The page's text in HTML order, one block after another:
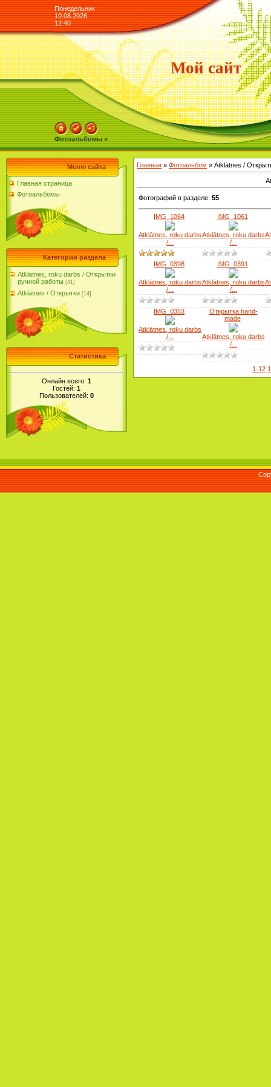
Понедельник
10.08.2026
12:40
Мой сайт
Фотоальбомы »
Меню сайта
Главная страница
Фотоальбомы
Категории раздела
Atklātnes, roku darbs / Открытки
ручной работы [41]
Atklātnes / Открытки [14]
Статистика
Онлайн всего: 1
Гостей: 1
Пользователей: 0
Главная » Фотоальбом » Atklātnes /
Фотографий в разделе: 55
IMG_1064
Atklātnes, roku darbs
/...
IMG_1061
Atklātnes, roku darbs
/...
IMG_0398
Atklātnes, roku darbs
/...
IMG_0391
Atklātnes, roku darbs
/...
IMG_0353
Atklātnes, roku darbs
/...
Открытка hand-
made
Atklātnes, roku darbs
/...
1-12